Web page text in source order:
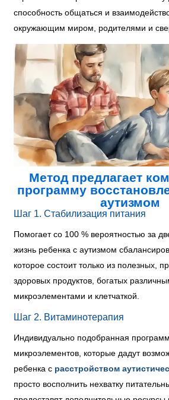
способность общаться и
окружающим миром, родителями и
Метод предлагает
программу
аутизмом
Шаг 1. Стабилизация питания
Помогает со 100 % вероятностью за
жизнь ребенка с аутизмом
которое состоит только из полезных,
здоровых продуктов, богатых
микроэлементами и клетчаткой.
Шаг 2. Витаминотерапия
Индивидуально подобранная
микроэлементов, которые дадут
ребенка с расстройством
просто восполнить нехватку